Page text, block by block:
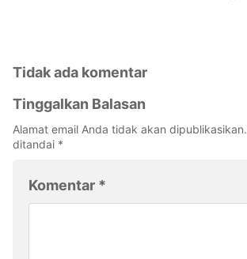
Tidak ada komentar
Tinggalkan Balasan
Alamat email Anda tidak akan dipublikasikan.
ditandai *
Komentar *